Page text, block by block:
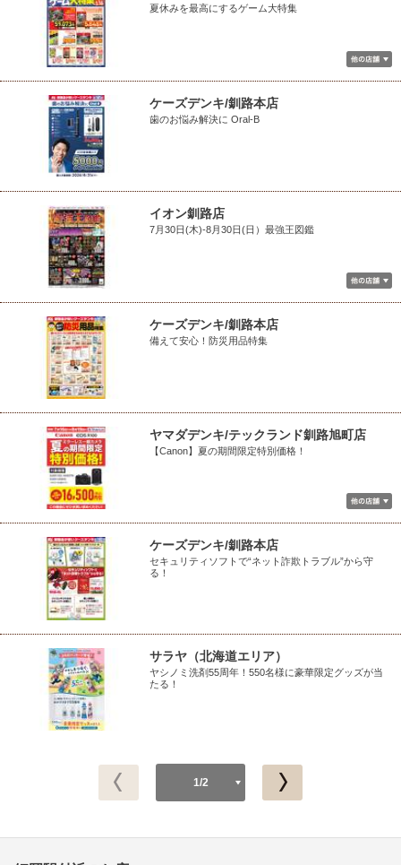
夏休みを最高にするゲーム大特集
ケーズデンキ/釧路本店
歯のお悩み解決に Oral-B
イオン釧路店
7月30日(木)-8月30日(日）最強王図鑑
ケーズデンキ/釧路本店
備えて安心！防災用品特集
ヤマダデンキ/テックランド釧路旭町店
【Canon】夏の期間限定特別価格！
ケーズデンキ/釧路本店
セキュリティソフトで“ネット詐欺トラブル”から守
る！
サラヤ（北海道エリア）
ヤシノミ洗剤55周年！550名様に豪華限定グッズが当
たる！
1/2